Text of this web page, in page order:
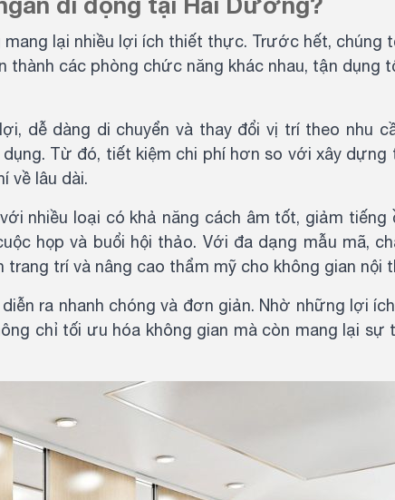
lại nhiều lợi ích thiết thực. Trước hết, chúng
thành các phòng chức năng khác nhau, tận dụng
dễ dàng di chuyển và thay đổi vị trí theo nhu
Từ đó, tiết kiệm chi phí hơn so với xây
về lâu dài.
nhiều loại có khả năng cách âm tốt, giảm tiếng
họp và buổi hội thảo. Với đa dạng mẫu mã,
trí và nâng cao thẩm mỹ cho không gian nội
ra nhanh chóng và đơn giản. Nhờ những lợi
chỉ tối ưu hóa không gian mà còn mang lại sự